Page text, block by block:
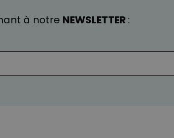
à notre NEWSLETTER :